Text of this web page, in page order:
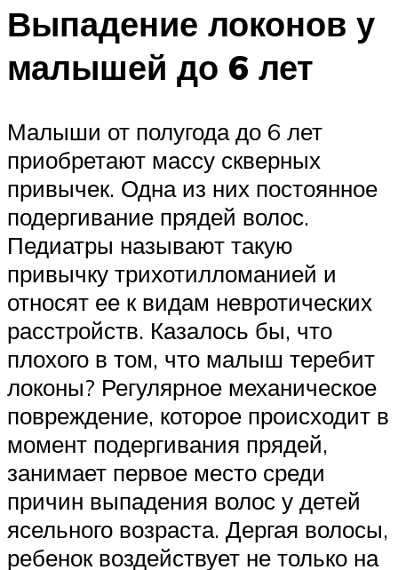
Выпадение локонов у
малышей до 6 лет
Малыши от полугода до 6 лет
приобретают массу скверных
привычек. Одна из них постоянное
подергивание прядей волос.
Педиатры называют такую
привычку трихотилломанией и
относят ее к видам невротических
расстройств. Казалось бы, что
плохого в том, что малыш теребит
локоны? Регулярное механическое
повреждение, которое происходит в
момент подергивания прядей,
занимает первое место среди
причин выпадения волос у детей
ясельного возраста. Дергая волосы,
ребенок воздействует не только на